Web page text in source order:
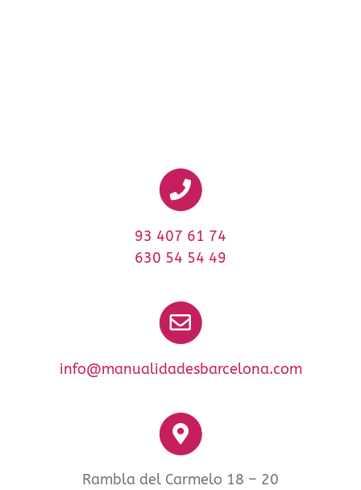
93 407 61 74
630 54 54 49
info@manualidadesbarcelona.com
Rambla del Carmelo 18 – 20